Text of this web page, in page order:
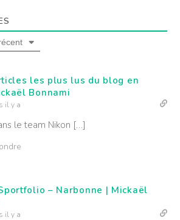
les plus lus du blog en
Bonnami
il y a
le team Nikon […]
– Narbonne | Mickaël
il y a